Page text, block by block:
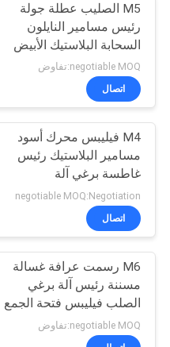
PRIVACY
POLICY
آلة قطع
15
بب
14
M5 الصليب عطلة جولة
رئيس مسامير النايلون
السحابة البلاستيك الأبيض
negotiable MOQ:تفاوض
اتصال
M4 فيليبس محرك أسود
مسامير البلاستيك رئيس
غاطسة برغي آلة
negotiable MOQ:Negotiation
اتصال
M6 رسمت عرافة غسالة
مسننة رئيس آلة برغي
الصلب فيليبس فتحة الجمع
negotiable MOQ:تفاوض